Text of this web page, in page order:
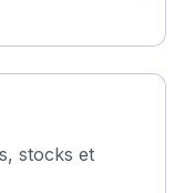
stocks et